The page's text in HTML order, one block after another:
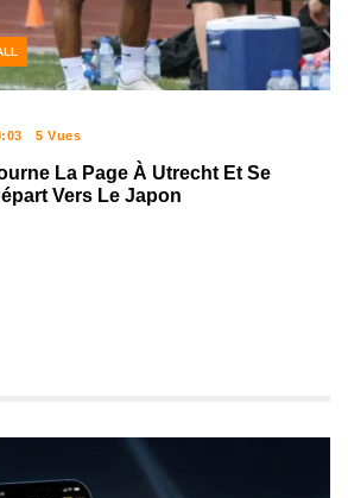
5 Vues
La Page À Utrecht Et Se
Vers Le Japon